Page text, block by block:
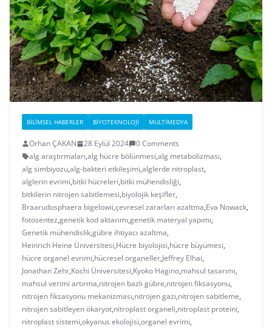
BILIMSEL HABERLER BIYOTEKNOLOJI MULTIMEDYA
Orhan ÇAKAN 28 Eylül 2024
0 Comments
alg araştırmaları,alg hücre bölünmesi,alg metabolizması,
alg simbiyozu,alg-bakteri etkileşimi,alglerde nitroplast,
alglerin evrimi,bitki hücreleri,bitki mühendisliği,
bitkilerin nitrojen sabitlemesi,biyolojik keşifler,
Braarudosphaera bigelowii,çevresel zararları azaltma,Eva Nowack,
fotosentez,genetik kod aktarımı,genetik materyal yapımı,
Genetik mühendislik,gübre ihtiyacı azaltma,
Heinrich Heine Üniversitesi,Hücre biyolojisi,hücre büyümesi,
hücre organel evrimi,hücresel organeller,Jeffrey Elhai,
Jonathan Zehr,Kochi Üniversitesi,Kyoko Hagino,mahsul tasarımı,
mahsul verimi artırma,nitrojen bazlı gübre,nitrojen fiksasyonu,
nitrojen fiksasyonu mekanizması,nitrojen gazı,nitrojen sabitleme,
nitrojen sabitleyen ökaryot,nitroplast organeli,nitroplast proteini,
nitroplast sistemi,okyanus ekolojisi,organel evrimi,